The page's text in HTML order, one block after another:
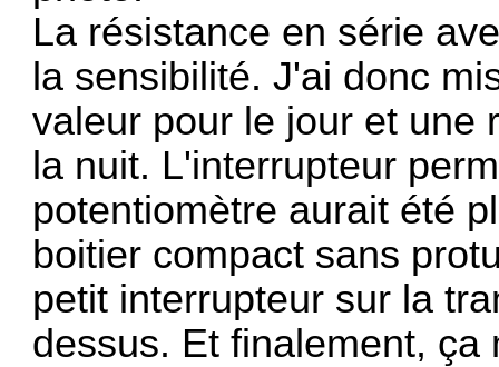
La résistance en série
la sensibilité. J'ai donc
valeur pour le jour et une
la nuit. L'interrupteur
potentiomètre aurait été
boitier compact sans
petit interrupteur sur la
dessus. Et finalement,